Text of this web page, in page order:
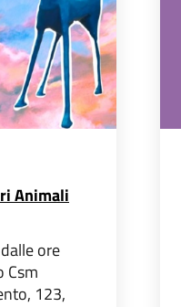
Animali
ore
Csm
123,